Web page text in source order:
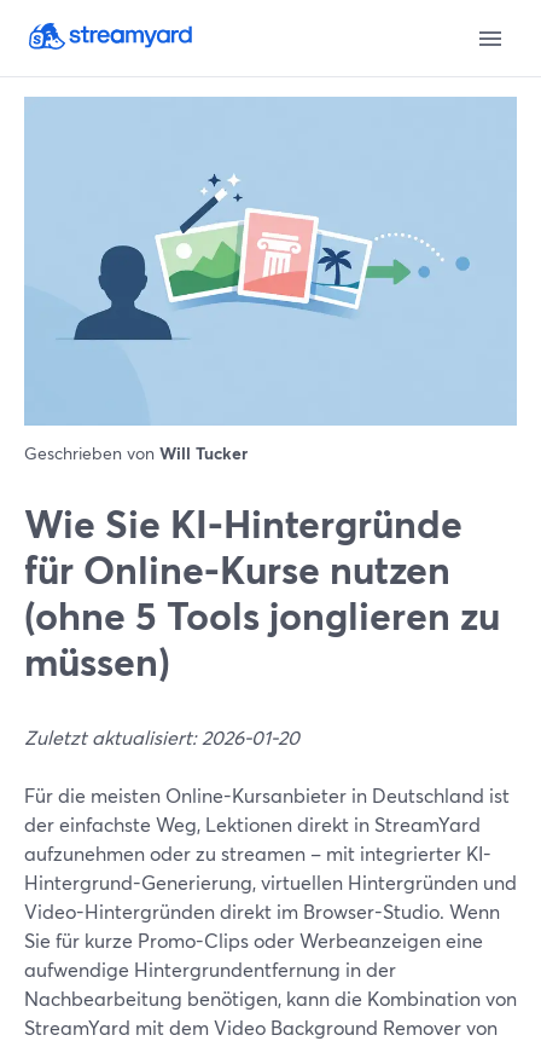
Geschrieben von Will Tucker
Wie Sie KI-Hintergründe
für Online-Kurse nutzen
(ohne 5 Tools jonglieren zu
müssen)
Zuletzt aktualisiert: 2026-01-20
Für die meisten Online-Kursanbieter in Deutschland ist
der einfachste Weg, Lektionen direkt in StreamYard
aufzunehmen oder zu streamen – mit integrierter KI-
Hintergrund-Generierung, virtuellen Hintergründen und
Video-Hintergründen direkt im Browser-Studio. Wenn
Sie für kurze Promo-Clips oder Werbeanzeigen eine
aufwendige Hintergrundentfernung in der
Nachbearbeitung benötigen, kann die Kombination von
StreamYard mit dem Video Background Remover von